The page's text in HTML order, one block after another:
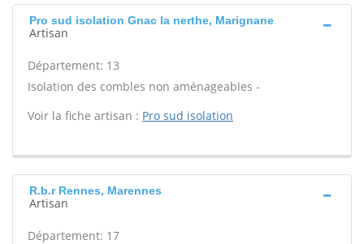
Pro sud isolation Gnac la nerthe, Marignane
Artisan
Département: 13
Isolation des combles non aménageables -
Voir la fiche artisan : Pro sud isolation
R.b.r Rennes, Marennes
Artisan
Département: 17